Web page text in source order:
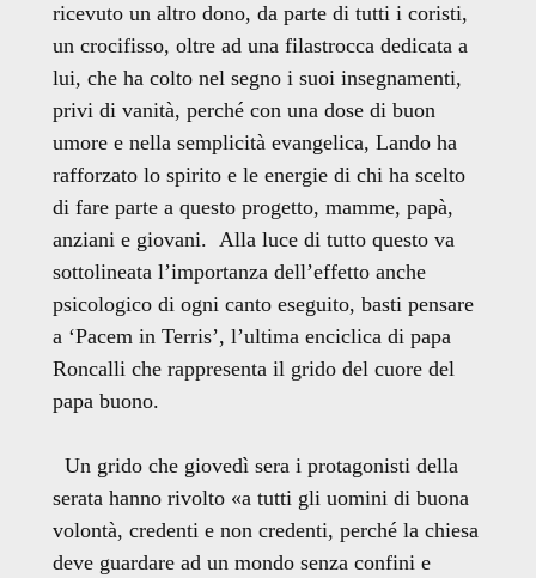
ricevuto un altro dono, da parte di tutti i coristi,
un crocifisso, oltre ad una filastrocca dedicata a
lui, che ha colto nel segno i suoi insegnamenti,
privi di vanità, perché con una dose di buon
umore e nella semplicità evangelica, Lando ha
rafforzato lo spirito e le energie di chi ha scelto
di fare parte a questo progetto, mamme, papà,
anziani e giovani. Alla luce di tutto questo va
sottolineata l’importanza dell’effetto anche
psicologico di ogni canto eseguito, basti pensare
a ‘Pacem in Terris’, l’ultima enciclica di papa
Roncalli che rappresenta il grido del cuore del
papa buono.
Un grido che giovedì sera i protagonisti della
serata hanno rivolto «a tutti gli uomini di buona
volontà, credenti e non credenti, perché la chiesa
deve guardare ad un mondo senza confini e